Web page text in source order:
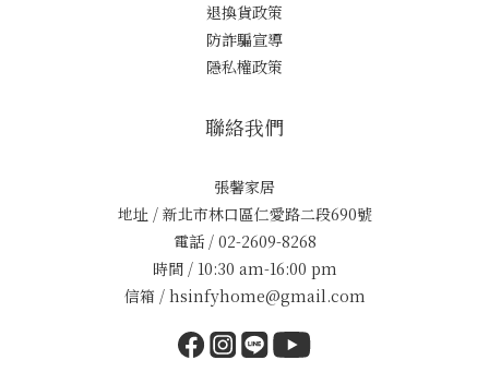
退換貨政策
防詐騙宣導
隱私權政策
聯絡我們
張馨家居
地址 / 新北市林口區仁愛路二段690號
電話 / 02-2609-8268
時間 / 10:30 am-16:00 pm
信箱 / hsinfyhome@gmail.com